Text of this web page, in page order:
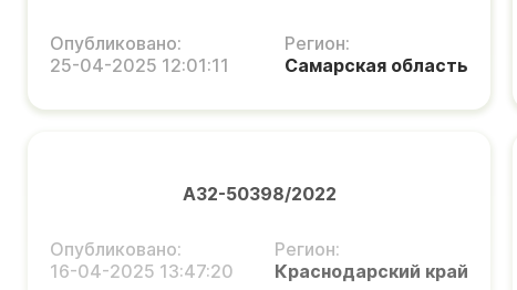
Опубликовано:
25-04-2025 12:01:11
Регион:
Самарская область
А32-50398/2022
Опубликовано:
16-04-2025 13:47:20
Регион:
Краснодарский край